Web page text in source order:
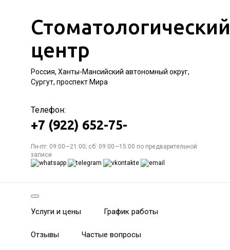
Стоматологический
центр
Россия, Ханты-Мансийский автономный округ,
Сургут, проспект Мира
Телефон:
+7 (922) 652-75-
Пн-пт: 09:00—21:00; сб: 09:00—15:00 по предварительной
записи
Услуги и цены График работы
Отзывы Частые вопросы